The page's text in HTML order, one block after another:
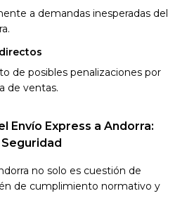
a demandas inesperadas del
de posibles penalizaciones por
de ventas.
Envío Express a Andorra:
no solo es cuestión de
de cumplimiento normativo y